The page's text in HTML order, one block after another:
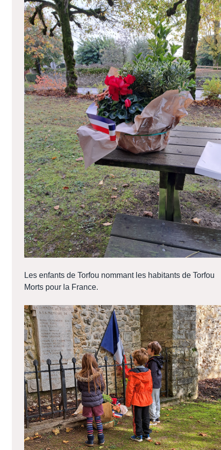
Les enfants de Torfou nommant les habitants de Torfou
Morts pour la France.